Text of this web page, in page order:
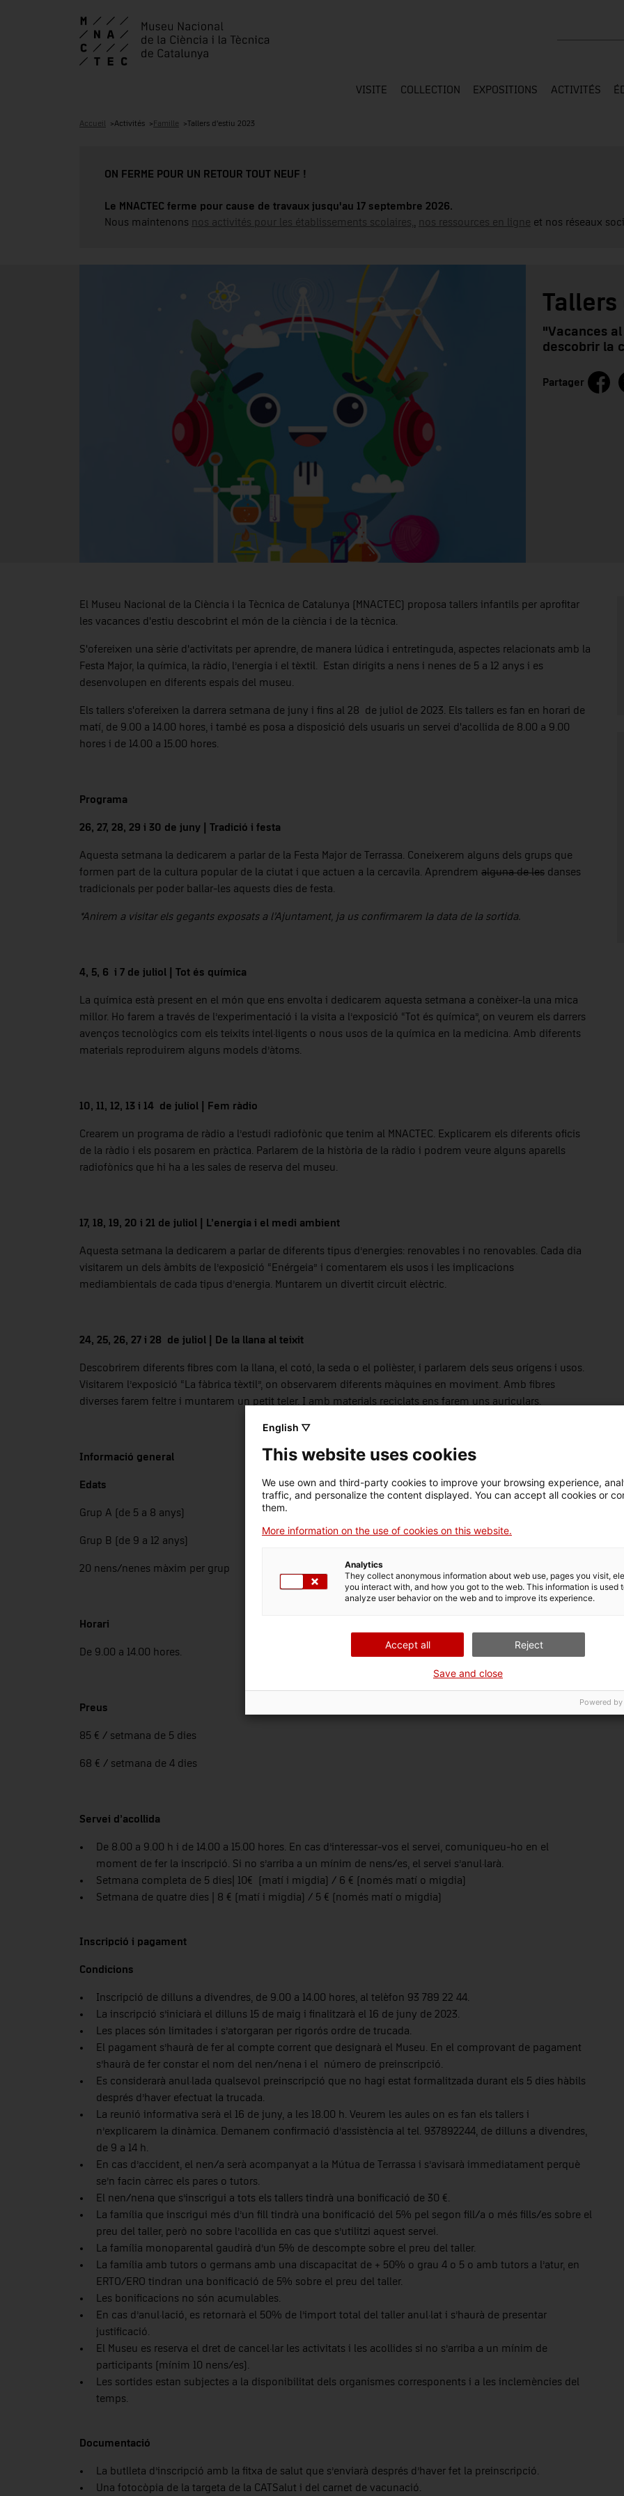
VISITE COLLECTION EXPOSITIONS ACTIVITÉS
Accueil Activités Famille Tallers d'estiu 2023
ON FERME POUR UN RETOUR TOUT NEUF !
Le MNACTEC ferme pour cause de travaux jusqu'au 17 septembre 2026.
Nous maintenons nos activités pour les établissements scolaires, nos ressources en ligne et nos réseaux
Tallers
"Vacances
descobrir la
Partager
El Museu Nacional de la Ciència i la Tècnica de Catalunya (MNACTEC) proposa tallers infantils per aprofitar
les vacances d'estiu descobrint el món de la ciència i de la tècnica.
S'ofereixen una sèrie d'activitats per aprendre, de manera lúdica i entretinguda, aspectes relacionats amb la
Festa Major, la química, la ràdio, l’energia i el tèxtil. Estan dirigits a nens i nenes de 5 a 12 anys i es
desenvolupen en diferents espais del museu.
Els tallers s'ofereixen la darrera setmana de juny i fins al 28 de juliol de 2023. Els tallers es fan en horari de
matí, de 9.00 a 14.00 hores, i també es posa a disposició dels usuaris un servei d'acollida de 8.00 a 9.00
hores i de 14.00 a 15.00 hores.
Programa
26, 27, 28, 29 i 30 de juny | Tradició i festa
Aquesta setmana la dedicarem a parlar de la Festa Major de Terrassa. Coneixerem alguns dels grups que
formen part de la cultura popular de la ciutat i que actuen a la cercavila. Aprendrem alguna de les danses
tradicionals per poder ballar-les aquests dies de festa.
*Anirem a visitar els gegants exposats a l’Ajuntament, ja us confirmarem la data de la sortida.
4, 5, 6 i 7 de juliol | Tot és química
La química està present en el món que ens envolta i dedicarem aquesta setmana a conèixer-la una mica
millor. Ho farem a través de l’experimentació i la visita a l’exposició “Tot és química”, on veurem els darrers
avenços tecnològics com els teixits intel·ligents o nous usos de la química en la medicina. Amb diferents
materials reproduirem alguns models d’àtoms.
10, 11, 12, 13 i 14 de juliol | Fem ràdio
Crearem un programa de ràdio a l’estudi radiofònic que tenim al MNACTEC. Explicarem els diferents oficis
de la ràdio i els posarem en pràctica. Parlarem de la història de la ràdio i podrem veure alguns aparells
radiofònics que hi ha a les sales de reserva del museu.
17, 18, 19, 20 i 21 de juliol L’energia i el medi ambient
Aquesta setmana la dedicarem a parlar de diferents tipus d’energies: renovables i no renovables. Cada dia
visitarem un dels àmbits de l’exposició “Enérgeia” i comentarem els usos i les implicacions
mediambientals de cada tipus d’energia. Muntarem un divertit circuit elèctric.
24, 25, 26, 27 i 28 de juliol De la llana al teixit
Descobrirem diferents fibres com la llana, el cotó, la seda o el polièster, i parlarem dels seus orígens i usos.
Visitarem l’exposició “La fàbrica tèxtil”, on observarem diferents màquines en moviment. Amb fibres
diverses farem feltre i muntarem un petit teler. I amb materials reciclats ens farem uns auriculars.
Informació general
Edats
Grup A (de 5 a 8 anys)
Grup B (de 9 a 12 anys)
20 nens/nenes màxim per grup
Horari
De 9.00 a 14.00 hores.
Preus
85 € / setmana de 5 dies
68 € / setmana de 4 dies
Servei d’acollida
De 8.00 a 9.00 h i de 14.00 a 15.00 hores. En cas d’interessar-vos el servei, comuniqueu-ho en el
moment de fer la inscripció. Si no s’arriba a un mínim de nens/es, el servei s’anul·larà.
Setmana completa de 5 dies| 10€ (matí i migdia) / 6 € (només matí o migdia)
Setmana de quatre dies | 8 € (matí i migdia) / 5 € (només matí o migdia)
Inscripció i pagament
Condicions
Inscripció de dilluns a divendres, de 9.00 a 14.00 hores, al telèfon 93 789 22 44.
La inscripció s’iniciarà el dilluns 15 de maig i finalitzarà el 16 de juny de 2023.
Les places són limitades i s’atorgaran per rigorós ordre de trucada.
El pagament s’haurà de fer al compte corrent que designarà el Museu. En el comprovant de pagament
s’haurà de fer constar el nom del nen/nena i el número de preinscripció.
Es considerarà anul·lada qualsevol preinscripció que no hagi estat formalitzada durant els 5 dies hàbils
després d’haver efectuat la trucada.
La reunió informativa serà el 16 de juny, a les 18.00 h. Veurem les aules on es fan els tallers i
n’explicarem la dinàmica. Demanem confirmació d’assistència al tel. 937892244, de dilluns a divendres,
de 9 a 14 h.
En cas d’accident, el nen/a serà acompanyat a la Mútua de Terrassa i s’avisarà immediatament perquè
se’n facin càrrec els pares o tutors.
El nen/nena que s’inscrigui a tots els tallers tindrà una bonificació de 30 €.
La família que inscrigui més d’un fill tindrà una bonificació del 5% pel segon fill/a o més fills/es sobre el
preu del taller, però no sobre l’acollida en cas que s’utilitzi aquest servei.
La família monoparental gaudirà d’un 5% de descompte sobre el preu del taller.
La família amb tutors o germans amb una discapacitat de + 50% o grau 4 o 5 o amb tutors a l’atur, en
ERTO/ERO tindran una bonificació de 5% sobre el preu del taller.
Les bonificacions no són acumulables.
En cas d’anul·lació, es retornarà el 50% de l’import total del taller anul·lat i s’haurà de presentar
justificació.
El Museu es reserva el dret de cancel·lar les activitats i les acollides si no s’arriba a un mínim de
participants (mínim 10 nens/es).
Les sortides estan subjectes a la disponibilitat dels organismes corresponents i a les inclemències del
temps.
Documentació
La butlleta d’inscripció amb la fitxa de salut que s’enviarà després d’haver fet la preinscripció.
Una fotocòpia de la targeta de la CATSalut i del carnet de vacunació.
English ▽
This website uses cookies
We use own and third-party cookies to improve your browsing experience,
traffic, and personalize the content displayed. You can accept all cookies or
them.
More information on the use of cookies on this website.
Analytics
They collect anonymous information about web use, pages you visit,
you interact with, and how you got to the web. This information is used
analyze user behavior on the web and to improve its experience.
Accept all Reject
Save and close
Powered by